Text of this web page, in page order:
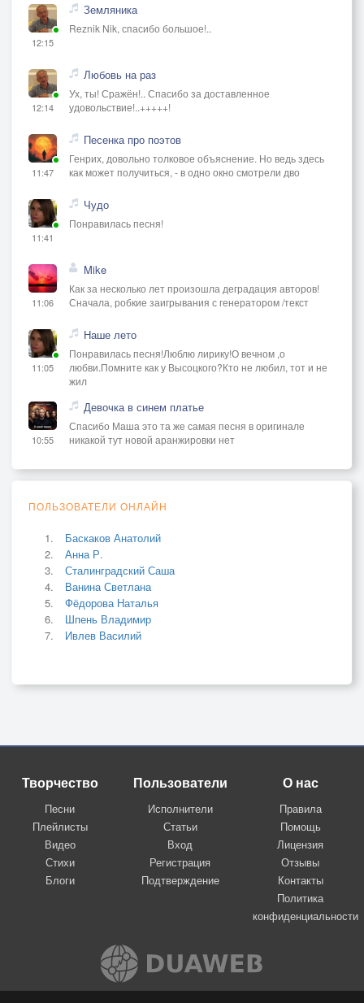
12:15
Земляника
Reznik Nik, спасибо большое!..
12:14
Любовь на раз
Ух, ты! Сражён!.. Спасибо за доставленное
удовольствие!..+++++!
11:47
Песенка про поэтов
Генрих, довольно толковое объяснение. Но ведь здесь
как может получиться, - в одно окно смотрели дво
11:41
Чудо
Понравилась песня!
11:06
Mike
Как за несколько лет произошла деградация авторов!
Сначала, робкие заигрывания с генератором /текст
11:05
Наше лето
Понравилась песня!Люблю лирику!О вечном ,о
любви.Помните как у Высоцкого?Кто не любил, тот и не
жил
10:55
Девочка в синем платье
Спасибо Маша это та же самая песня в оригинале
никакой тут новой аранжировки нет
ПОЛЬЗОВАТЕЛИ ОНЛАЙН
Баскаков Анатолий
Анна Р.
Сталинградский Саша
Ванина Светлана
Фёдорова Наталья
Шпень Владимир
Ивлев Василий
Творчество
Песни
Плейлисты
Видео
Стихи
Блоги
Пользователи
Исполнители
Статьи
Вход
Регистрация
Подтверждение
О нас
Правила
Помощь
Лицензия
Отзывы
Контакты
Политика
конфиденциальности